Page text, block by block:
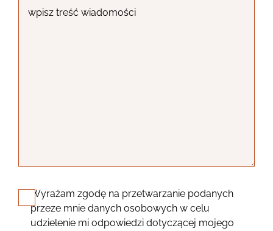
Wyrażam zgodę na przetwarzanie podanych
przeze mnie danych osobowych w celu
udzielenie mi odpowiedzi dotyczącej mojego